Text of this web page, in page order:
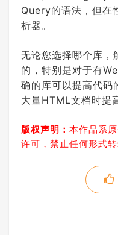
Query的语法，但在
析器。
无论您选择哪个库，
的，特别是对于有
确的库可以提高代码
大量HTML文档时提
版权声明： 本作品系
许可，禁止任何形式转